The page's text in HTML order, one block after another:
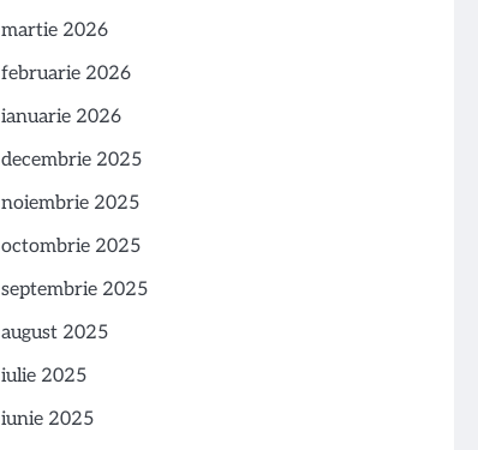
martie 2026
februarie 2026
ianuarie 2026
decembrie 2025
noiembrie 2025
octombrie 2025
septembrie 2025
august 2025
iulie 2025
iunie 2025